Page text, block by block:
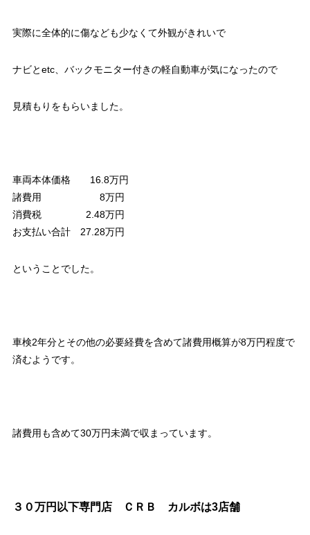
実際に全体的に傷なども少なくて外観がきれいで
ナビとetc、バックモニター付きの軽自動車が気になったので
見積もりをもらいました。
車両本体価格 16.8万円
諸費用 8万円
消費税 2.48万円
お支払い合計 27.28万円
ということでした。
車検2年分とその他の必要経費を含めて諸費用概算が8万円程度で
済むようです。
諸費用も含めて30万円未満で収まっています。
３０万円以下専門店 ＣＲＢ カルボは3店舗